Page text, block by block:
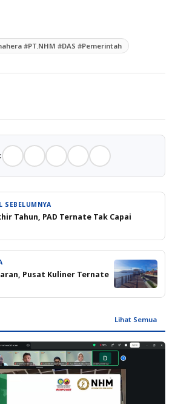
#PT.NHM #DAS #Pemerintah
SEBELUMNYA
Tahun, PAD Ternate Tak Capai
Pusat Kuliner Ternate
Lihat Semua